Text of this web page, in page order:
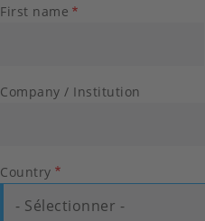
First name
Company / Institution
Country
- Sélectionner -